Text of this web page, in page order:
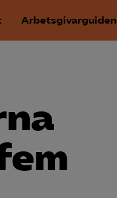
Arbetsgivarguiden